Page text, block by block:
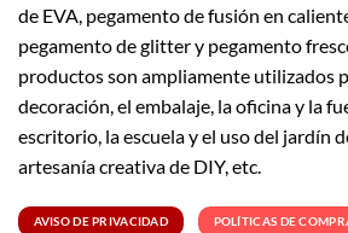
de EVA, pegamento de fusión en
pegamento de glitter y pegamento
productos son ampliamente utilizados
decoración, el embalaje, la oficina y la
escritorio, la escuela y el uso del jardín
artesanía creativa de DIY, etc.
AVISO DE PRIVACIDAD POLÍTICAS DE